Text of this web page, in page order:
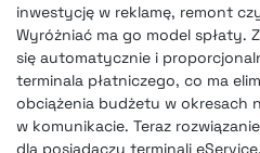
inwestycję w reklamę, remont
Wyróżniać ma go model spłaty.
się automatycznie i
terminala płatniczego, co ma
obciążenia budżetu w okresach
w komunikacie. Teraz
dla posiadaczy terminali eService.